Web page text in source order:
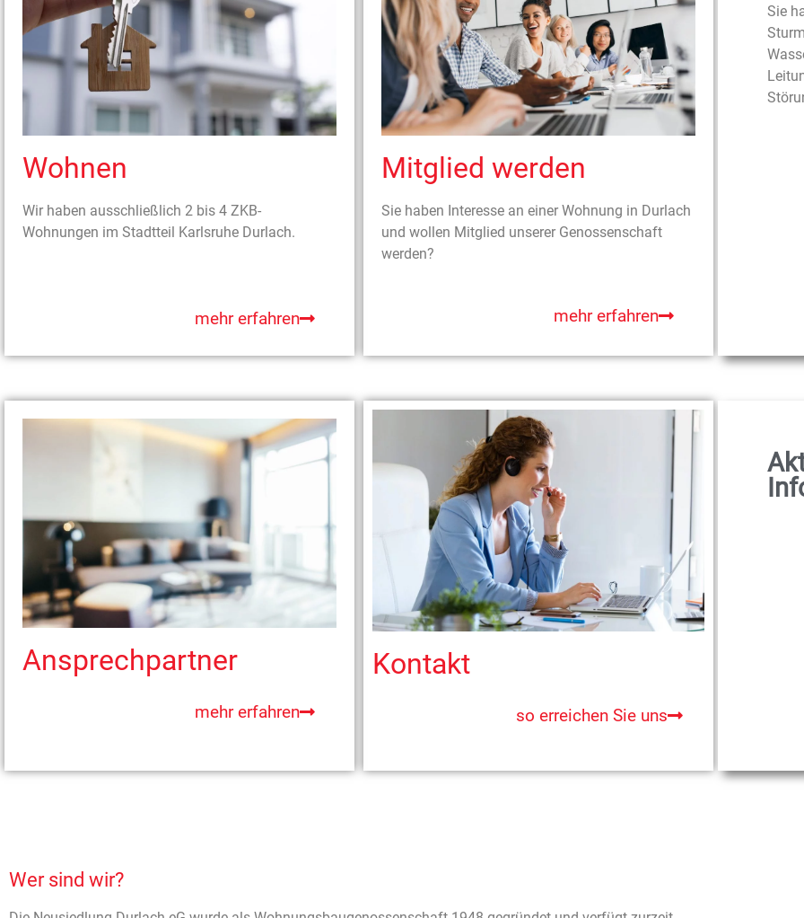
Wohnen
Wir haben ausschließlich 2 bis 4 ZKB-
Wohnungen im Stadtteil Karlsruhe Durlach.
mehr erfahren
Mitglied werden
Sie haben Interesse an einer Wohnung in Durlach
und wollen Mitglied unserer Genossenschaft
werden?
mehr erfahren
Sie
Ansprechpartner
mehr erfahren
Kontakt
so erreichen Sie uns
Wer sind wir?